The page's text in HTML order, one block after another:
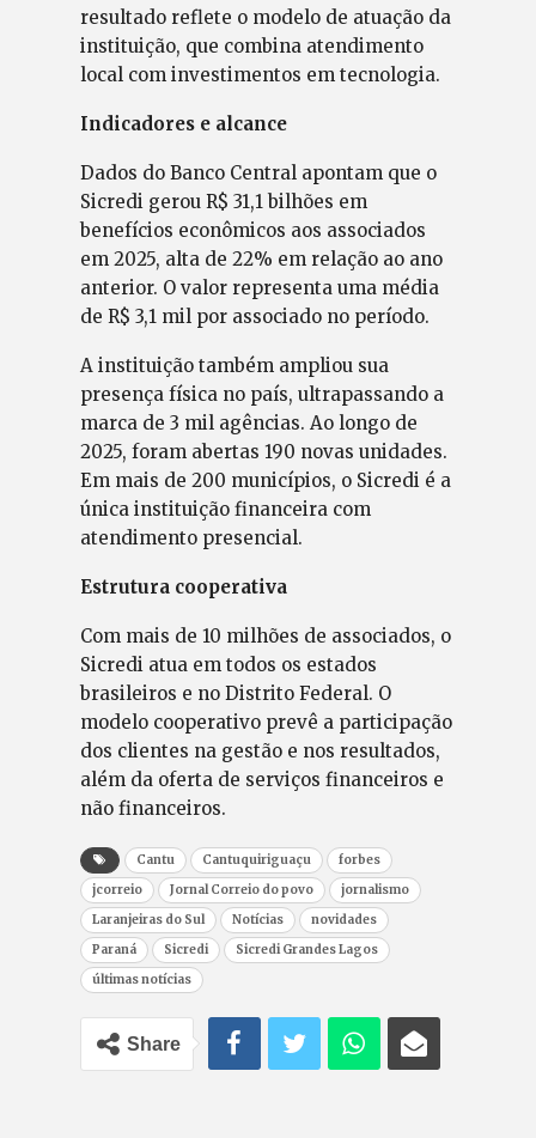
resultado reflete o modelo de atuação da
instituição, que combina atendimento
local com investimentos em tecnologia.
Indicadores e alcance
Dados do Banco Central apontam que o
Sicredi gerou R$ 31,1 bilhões em
benefícios econômicos aos associados
em 2025, alta de 22% em relação ao ano
anterior. O valor representa uma média
de R$ 3,1 mil por associado no período.
A instituição também ampliou sua
presença física no país, ultrapassando a
marca de 3 mil agências. Ao longo de
2025, foram abertas 190 novas unidades.
Em mais de 200 municípios, o Sicredi é a
única instituição financeira com
atendimento presencial.
Estrutura cooperativa
Com mais de 10 milhões de associados, o
Sicredi atua em todos os estados
brasileiros e no Distrito Federal. O
modelo cooperativo prevê a participação
dos clientes na gestão e nos resultados,
além da oferta de serviços financeiros e
não financeiros.
Cantu Cantuquiriguaçu
forbes
jcorreio
Jornal Correio do povo
jornalismo
Laranjeiras do Sul
Notícias
novidades
Paraná
Sicredi
Sicredi Grandes Lagos
últimas notícias
Share